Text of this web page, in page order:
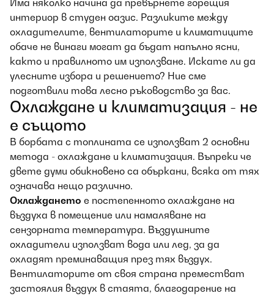
Има няколко начина да превърнете горещия
интериор в студен оазис. Разликите между
охладителите, вентилаторите и климатиците
обаче не винаги могат да бъдат напълно ясни,
както и правилното им използване. Искате ли да
улесните избора и решението? Ние сме
подготвили това лесно ръководство за вас.
Охлаждане и климатизация - не
е същото
В борбата с топлината се използват 2 основни
метода - охлаждане и климатизация. Въпреки че
двете думи обикновено са объркани, всяка от тях
означава нещо различно.
Охлаждането е постепенното охлаждане на
въздуха в помещение или намаляване на
сензорната температура. Въздушните
охладители използват вода или лед, за да
охладят преминаващия през тях въздух.
Вентилаторите от своя страна преместват
застоялия въздух в стаята, благодарение на